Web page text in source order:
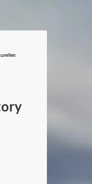
/
Canada